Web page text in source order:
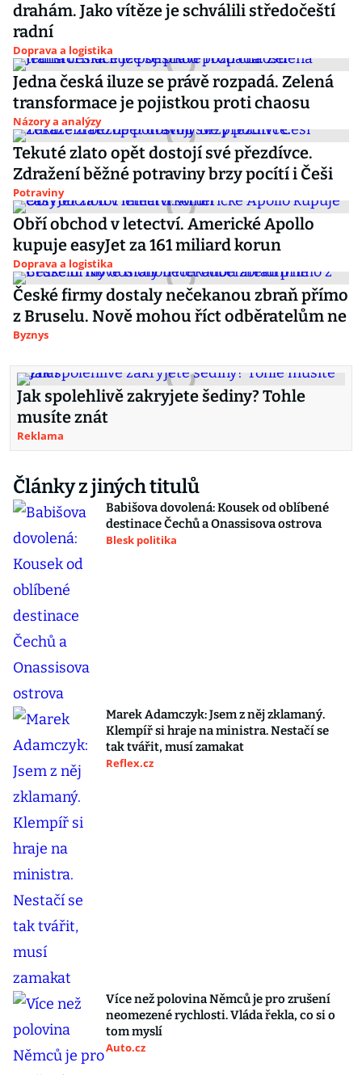
drahám. Jako vítěze je schválili středočeští
radní
Doprava a logistika
Jedna česká iluze se právě rozpadá. Zelená
transformace je pojistkou proti chaosu
Názory a analýzy
Tekuté zlato opět dostojí své přezdívce.
Zdražení běžné potraviny brzy pocítí i Češi
Potraviny
Obří obchod v letectví. Americké Apollo
kupuje easyJet za 161 miliard korun
Doprava a logistika
České firmy dostaly nečekanou zbraň přímo
z Bruselu. Nově mohou říct odběratelům ne
Byznys
Jak spolehlivě zakryjete šediny? Tohle
musíte znát
Reklama
Články z jiných titulů
Babišova dovolená: Kousek od oblíbené
destinace Čechů a Onassisova ostrova
Blesk politika
Marek Adamczyk: Jsem z něj zklamaný.
Klempíř si hraje na ministra. Nestačí se
tak tvářit, musí zamakat
Reflex.cz
Více než polovina Němců je pro zrušení
neomezené rychlosti. Vláda řekla, co si o
tom myslí
Auto.cz